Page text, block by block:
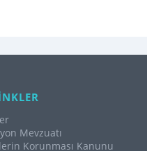
Mevzuatı
Korunması Kanunu